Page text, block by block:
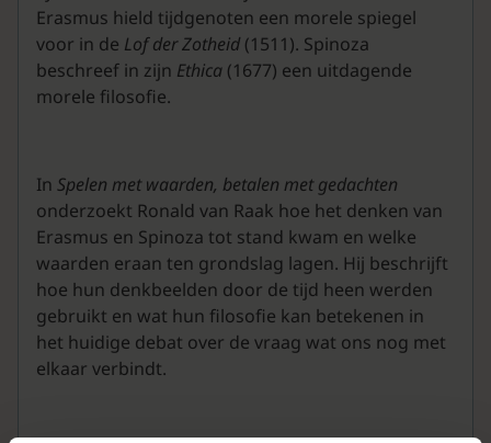
Erasmus hield tijdgenoten een morele spiegel
voor in de Lof der Zotheid (1511). Spinoza
beschreef in zijn Ethica (1677) een uitdagende
morele filosofie.
In Spelen met waarden, betalen met gedachten
onderzoekt Ronald van Raak hoe het denken van
Erasmus en Spinoza tot stand kwam en welke
waarden eraan ten grondslag lagen. Hij beschrijft
hoe hun denkbeelden door de tijd heen werden
gebruikt en wat hun filosofie kan betekenen in
het huidige debat over de vraag wat ons nog met
elkaar verbindt.